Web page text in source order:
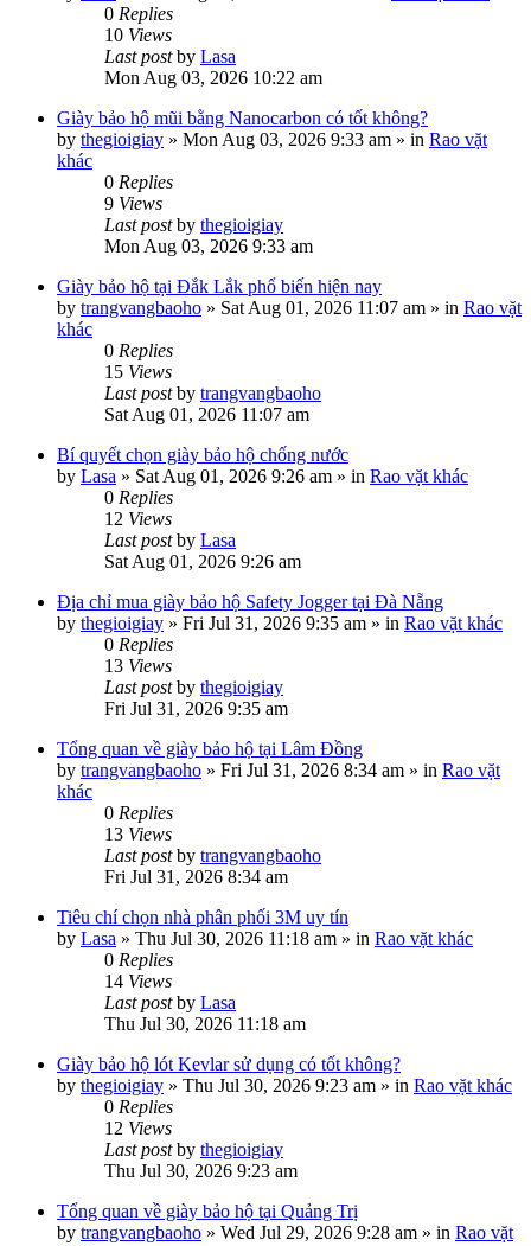
0 Replies
10 Views
Last postby Lasa
Mon Aug 03, 2026 10:22 am
Giày bảo hộ mũi bằng Nanocarbon có tốt không?
by thegioigiay » Mon Aug 03, 2026 9:33 am » in Rao vặt
khác
0 Replies
9 Views
Last postby thegioigiay
Mon Aug 03, 2026 9:33 am
Giày bảo hộ tại Đắk Lắk phổ biến hiện nay
by trangvangbaoho » Sat Aug 01, 2026 11:07 am » in Rao vặt
khác
0 Replies
15 Views
Last postby trangvangbaoho
Sat Aug 01, 2026 11:07 am
Bí quyết chọn giày bảo hộ chống nước
by Lasa » Sat Aug 01, 2026 9:26 am » in Rao vặt khác
0 Replies
12 Views
Last postby Lasa
Sat Aug 01, 2026 9:26 am
Địa chỉ mua giày bảo hộ Safety Jogger tại Đà Nẵng
by thegioigiay » Fri Jul 31, 2026 9:35 am » in Rao vặt khác
0 Replies
13 Views
Last postby thegioigiay
Fri Jul 31, 2026 9:35 am
Tổng quan về giày bảo hộ tại Lâm Đồng
by trangvangbaoho » Fri Jul 31, 2026 8:34 am » in Rao vặt
khác
0 Replies
13 Views
Last postby trangvangbaoho
Fri Jul 31, 2026 8:34 am
Tiêu chí chọn nhà phân phối 3M uy tín
by Lasa » Thu Jul 30, 2026 11:18 am » in Rao vặt khác
0 Replies
14 Views
Last postby Lasa
Thu Jul 30, 2026 11:18 am
Giày bảo hộ lót Kevlar sử dụng có tốt không?
by thegioigiay » Thu Jul 30, 2026 9:23 am » in Rao vặt khác
0 Replies
12 Views
Last postby thegioigiay
Thu Jul 30, 2026 9:23 am
Tổng quan về giày bảo hộ tại Quảng Trị
by trangvangbaoho » Wed Jul 29, 2026 9:28 am » in Rao vặt